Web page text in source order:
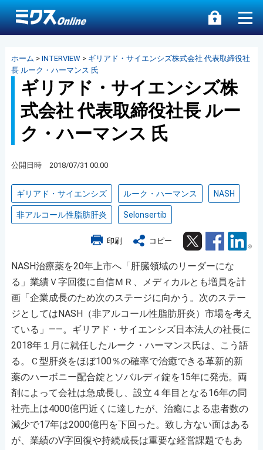
ホーム > INTERVIEW> ギリアド・サイエンシズ株式会社 代表取締役社
長 ルーク・ハーマンス 氏
ギリアド・サイエンシズ株
式会社 代表取締役社長 ルー
ク・ハーマンス 氏
公開日時 2018/07/31 00:00
ギリアド・サイエンシズ ルーク・ハーマンス NASH
非アルコール性脂肪肝炎 Selonsertib
印刷 コピー Twitter Facebook
NASH治療薬を20年上市へ「肝臓領域のリーダーにな
る」業績Ｖ字回復に自信ＭＲ、メディカルとも増員を計
画「企業成長のため次のステージに向かう。次のステー
ジとしてはNASH（非アルコール性脂肪肝炎）市場を考え
ている」――。ギリアド・サイエンシズ日本法人の社長に
2018年１月に就任したルーク・ハーマンス氏は、こう語
る。Ｃ型肝炎をほぼ100％の確率で治癒できる革新的新
薬のハーボニー配合錠とソバルディ錠を15年に発売。両
剤によって会社は急成長し、設立４年目となる16年の同
社売上は4000億円近くに達したが、治癒による患者数の
減少で17年は2000億円を下回った。致し方ない面はある
が、業績のV字回復や持続成長は重要な経営課題でもあ